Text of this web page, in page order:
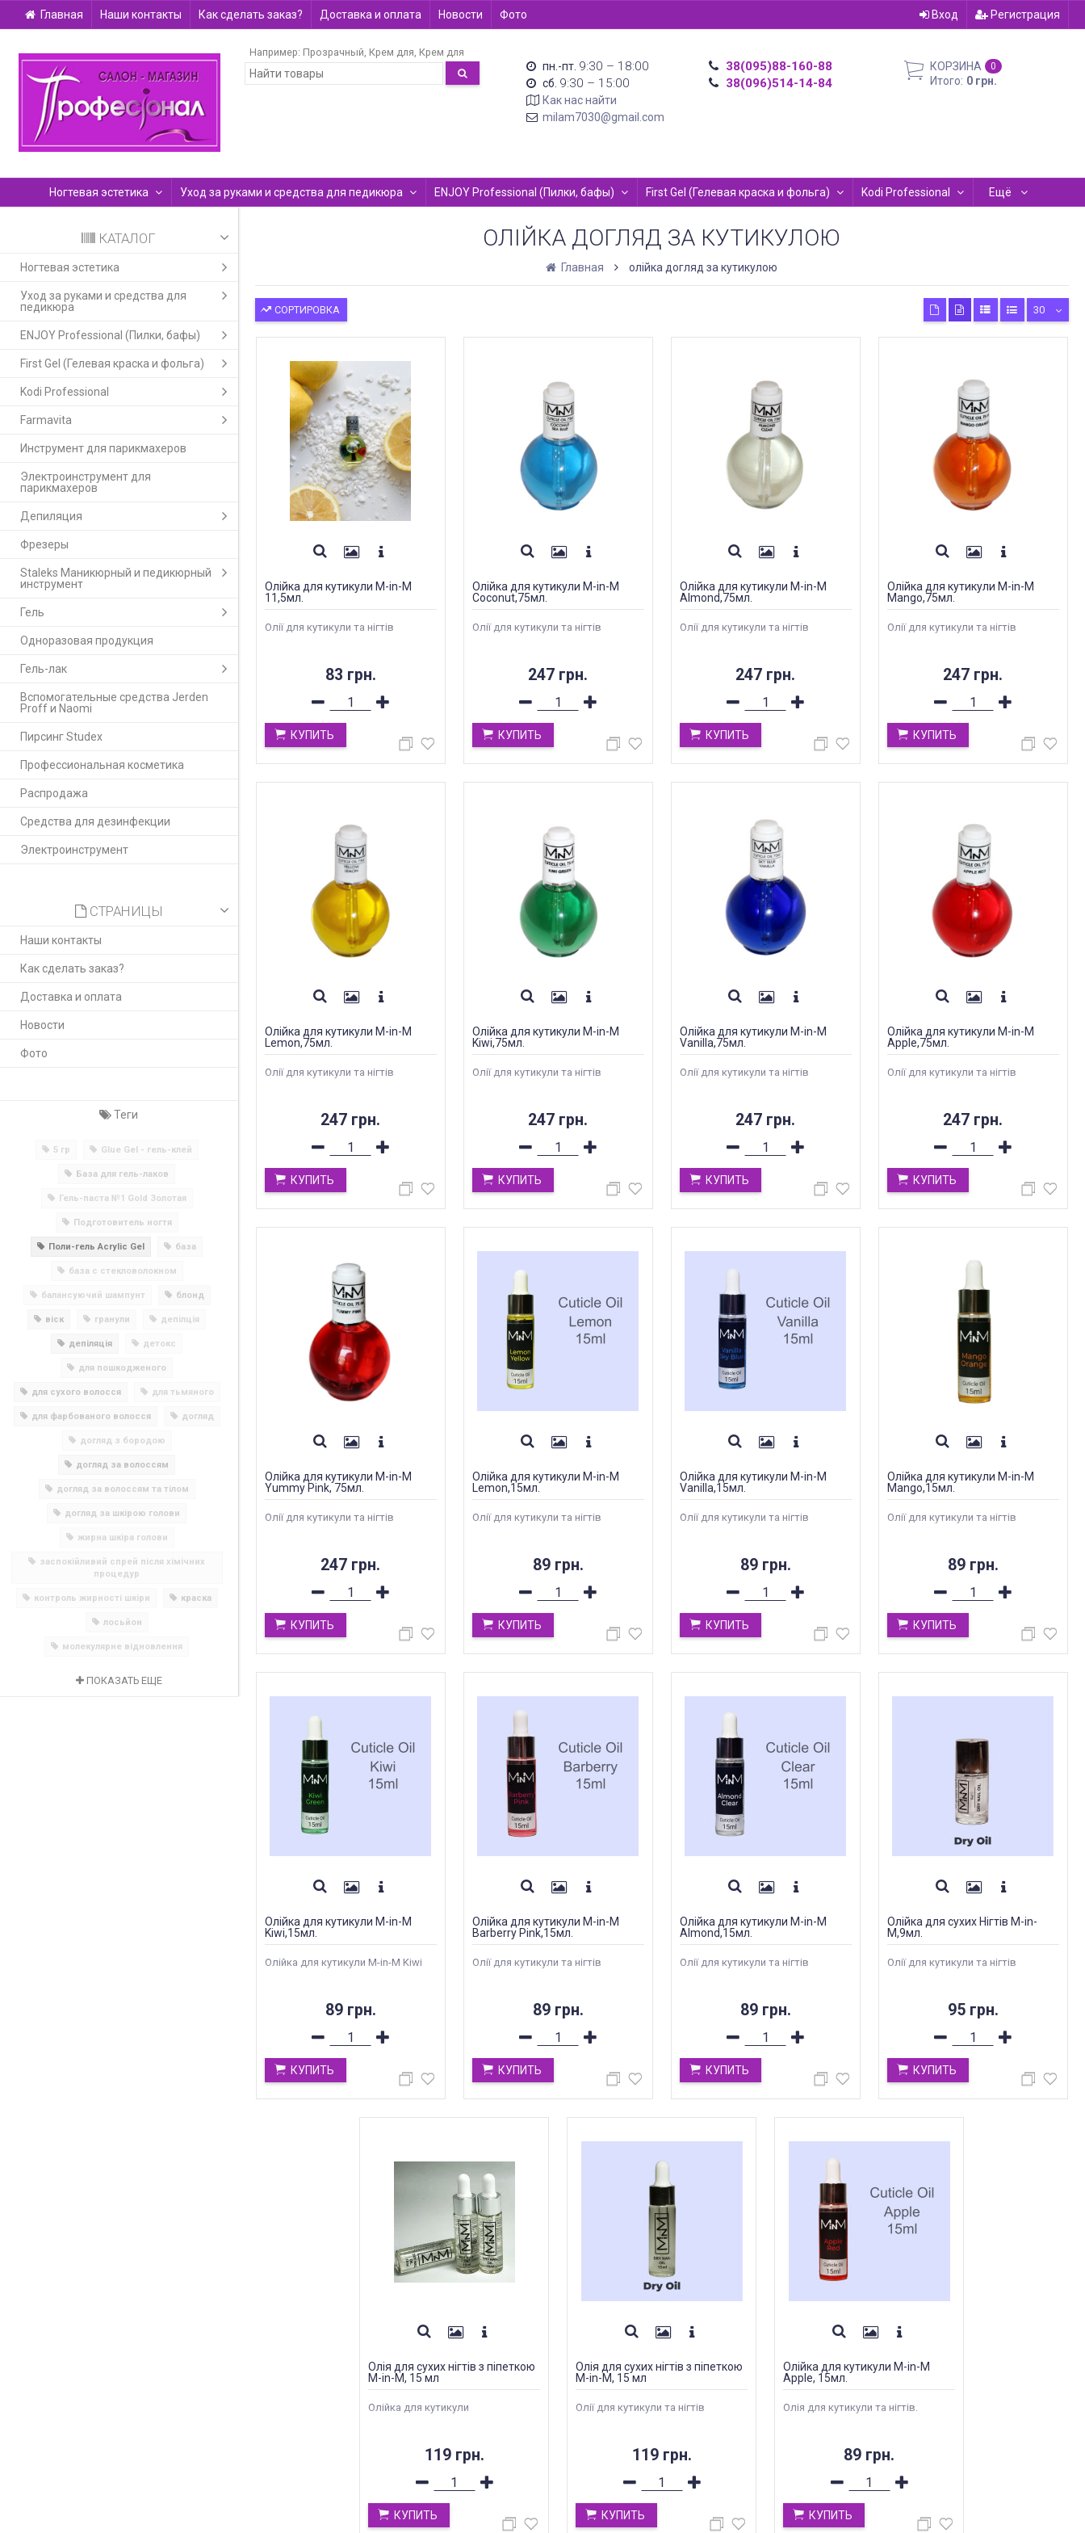
Главная Наши контакты Как сделать заказ? Доставка и оплата Новости Фото Вход Регистрация
Например: Прозрачный Крем для Крем для
пн.-пт. 9:30 – 18:00
сб. 9:30 – 15:00
Как нас найти
milam7030@gmail.com
38(095)88-160-88
38(096)514-14-84
КОРЗИНА 0
Итого: 0 грн.
Ногтевая эстетика Уход за руками и средства для педикюра ENJOY Professional (Пилки, бафы) First Gel (Гелевая краска и фольга) Kodi Professional Ещё
КАТАЛОГ
Ногтевая эстетика
Уход за руками и средства для
педикюра
ENJOY Professional (Пилки, бафы)
First Gel (Гелевая краска и фольга)
Kodi Professional
Farmavita
Инструмент для парикмахеров
Электроинструмент для
парикмахеров
Депиляция
Фрезеры
Staleks Маникюрный и педикюрный
инструмент
Гель
Одноразовая продукция
Гель-лак
Вспомогательные средства Jerden
Proff и Naomi
Пирсинг Studex
Профессиональная косметика
Распродажа
Средства для дезинфекции
Электроинструмент
СТРАНИЦЫ
Наши контакты
Как сделать заказ?
Доставка и оплата
Новости
Фото
Теги
5 гр Glue Gel - гель-клей
База для гель-лаков
Гель-паста №1 Gold Золотая
Подготовитель ногтя
Поли-гель Acrylic Gel база
база с стекловолокном
балансуючий шампунт блонд
віск гранули депілція
депіляція детокс
для пошкодженого
для сухого волосся для тьмяного
для фарбованого волосся догляд
догляд з бородою
догляд за волоссям
догляд за волоссям та тілом
догляд за шкірою голови
жирна шкіра голови
заспокійливий спрей після хімічних
процедур
контроль жирності шкіри краска
лосьйон
молекулярне відновлення
ПОКАЗАТЬ ЕЩЕ
ОЛІЙКА ДОГЛЯД ЗА КУТИКУЛОЮ
Главная олійка догляд за кутикулою
СОРТИРОВКА 30
Олійка для кутикули M-in-M
11,5мл.
Олії для кутикули та нігтів
83 грн.
КУПИТЬ
Олійка для кутикули M-in-M
Coconut,75мл.
Олії для кутикули та нігтів
247 грн.
КУПИТЬ
Олійка для кутикули M-in-M
Almond,75мл.
Олії для кутикули та нігтів
247 грн.
КУПИТЬ
Олійка для кутикули M-in-M
Mango,75мл.
Олії для кутикули та нігтів
247 грн.
КУПИТЬ
Олійка для кутикули M-in-M
Lemon,75мл.
Олії для кутикули та нігтів
247 грн.
КУПИТЬ
Олійка для кутикули M-in-M
Kiwi,75мл.
Олії для кутикули та нігтів
247 грн.
КУПИТЬ
Олійка для кутикули M-in-M
Vanilla,75мл.
Олії для кутикули та нігтів
247 грн.
КУПИТЬ
Олійка для кутикули M-in-M
Apple,75мл.
Олії для кутикули та нігтів
247 грн.
КУПИТЬ
Олійка для кутикули M-in-M
Yummy Pink, 75мл.
Олії для кутикули та нігтів
247 грн.
КУПИТЬ
Олійка для кутикули M-in-M
Lemon,15мл.
Олії для кутикули та нігтів
89 грн.
КУПИТЬ
Олійка для кутикули M-in-M
Vanilla,15мл.
Олії для кутикули та нігтів
89 грн.
КУПИТЬ
Олійка для кутикули M-in-M
Mango,15мл.
Олії для кутикули та нігтів
89 грн.
КУПИТЬ
Олійка для кутикули M-in-M
Kiwi,15мл.
Олійка для кутикули M-in-M Kiwi
89 грн.
КУПИТЬ
Олійка для кутикули M-in-M
Barberry Pink,15мл.
Олії для кутикули та нігтів
89 грн.
КУПИТЬ
Олійка для кутикули M-in-M
Almond,15мл.
Олії для кутикули та нігтів
89 грн.
КУПИТЬ
Олійка для сухих Нігтів M-in-
M,9мл.
Олії для кутикули та нігтів
95 грн.
КУПИТЬ
Олія для сухих нігтів з піпеткою
M-in-M, 15 мл
Олійка для кутикули
119 грн.
КУПИТЬ
Олія для сухих нігтів з піпеткою
M-in-M, 15 мл
Олії для кутикули та нігтів
119 грн.
КУПИТЬ
Олійка для кутикули M-in-M
Apple, 15мл.
Олія для кутикули та нігтів.
89 грн.
КУПИТЬ